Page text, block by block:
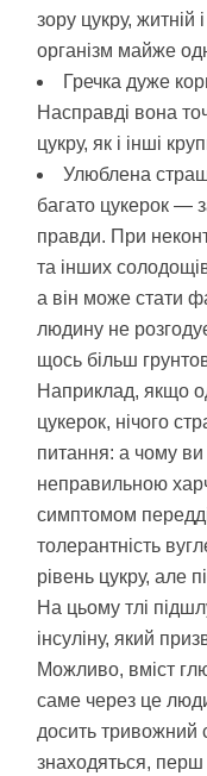
зору цукру,
організм майже
Гречка дуже
Насправді вона
цукру, як і інші
Улюблена
багато цукерок —
правди. При
та інших
а він може стати
людину не
щось більш
Наприклад, якщо
цукерок, нічого
питання: а чому ви
неправильною
симптомом
толерантність
рівень цукру, але
На цьому тлі
інсуліну, який
Можливо, вміст
саме через це
досить тривожний
знаходяться,